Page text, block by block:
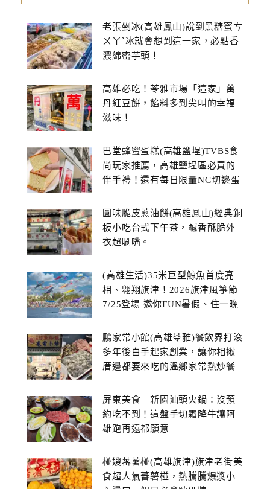
老張剉冰(高雄鳳山)說到黑糖蜜ㄘ
ㄨㄚˋ冰就會想到這一家，必點香
濃綿密芋頭！
高雄必吃！苓雅市場「這家」萬
丹紅豆餅，餡料多到尖叫的幸福
滋味！
巴堂蜂蜜蛋糕(高雄鹽埕)TVBS食
尚玩家推薦，高雄鹽埕區必買的
伴手禮！還有每日限量NG切邊蛋
圓味脆皮蔥油餅(高雄鳳山)經典銅
板小吃台式下午茶，鹹香酥脆外
衣超唰嘴。
(高雄生活)35米巨型鯨魚首度亮
相、翱翔旗津！2026旗津風箏節
7/25登場 邀你FUN暑假、住一晚
鵬家常小館(高雄苓雅)餐飲界打滾
多年後白手起家創業，讓你相揪
厝邊都要來吃的溫鄉家常熱炒餐
屏東美食｜新園汕頭火鍋：沒預
約吃不到！這盤手切霜降牛讓阿
雄跑再遠都願意
椪嫂蕃薯椪(高雄旗津)旗津老街美
食超人氣蕃薯椪，熱騰騰爆漿小